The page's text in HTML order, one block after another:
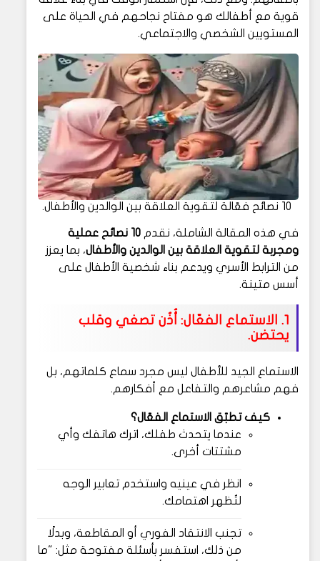
قوية مع أطفالك هو مفتاح نجاحهم في الحياة على
المستويين الشخصي والاجتماعي.
في هذه المقالة الشاملة، نقدم
10 نصائح عملية
ومجربة لتقوية العلاقة بين الوالدين والأطفال، بما يعزز
من الترابط الأسري ويدعم بناء شخصية الأطفال على
أسس متينة.
1. الاستماع الفعّال: أُذُن تصغي وقلب
يحتضن.
الاستماع الجيد للأطفال ليس مجرد سماع كلماتهم، بل
فهم مشاعرهم والتفاعل مع أفكارهم.
كيف تطبّق الاستماع الفعّال؟
عندما يتحدث طفلك، اترك هاتفك وأي
مشتتات أخرى.
انظر في عينيه واستخدم تعابير الوجه
لتُظهر اهتمامك.
تجنب الانتقاد الفوري أو المقاطعة، وبدلًا
من ذلك، استفسر بأسئلة مفتوحة مثل: "ما